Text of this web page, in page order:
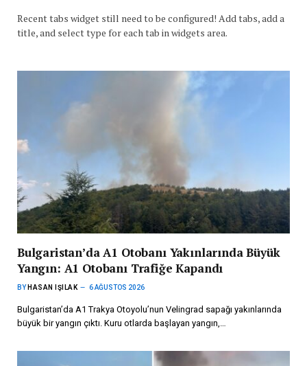
Recent tabs widget still need to be configured! Add tabs, add a
title, and select type for each tab in widgets area.
Bulgaristan’da A1 Otobanı Yakınlarında Büyük
Yangın: A1 Otobanı Trafiğe Kapandı
BY HASAN IŞILAK 6 AĞUSTOS 2026
Bulgaristan’da A1 Trakya Otoyolu’nun Velingrad sapağı yakınlarında
büyük bir yangın çıktı. Kuru otlarda başlayan yangın,…